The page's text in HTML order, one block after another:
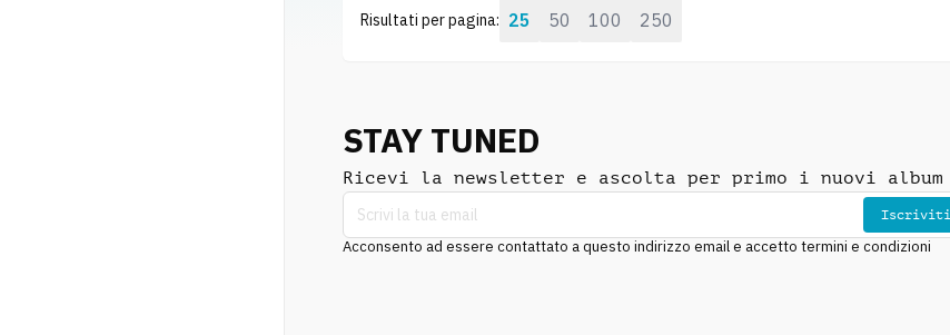
Risultati per pagina: 25 50 100 250
STAY TUNED
Ricevi la newsletter e ascolta per primo i nuovi album
Iscriviti
Acconsento ad essere contattato a questo indirizzo email e accetto termini e condizioni